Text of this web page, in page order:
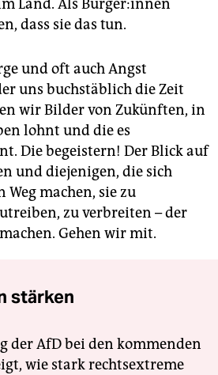
Land. Als Bür­ge­r:in­nen
dass sie das tun.
und oft auch Angst
uns buchstäblich die Zeit
wir Bilder von Zukünften, in
lohnt und die es
Die begeistern! Der Blick auf
und diejenigen, die sich
Weg machen, sie zu
zu verbreiten – der
Gehen wir mit.
stärken
der AfD bei den kommenden
wie stark rechtsextreme